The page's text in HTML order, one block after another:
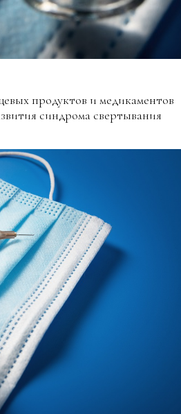
продуктов и медикаментов
синдрома свертывания